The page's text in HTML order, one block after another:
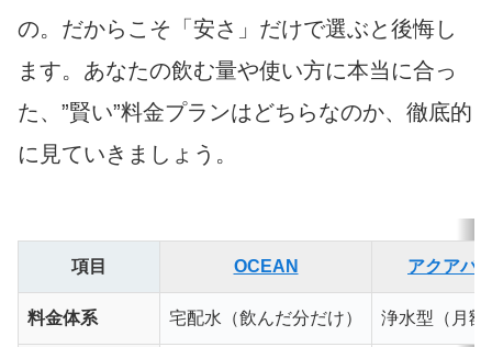
の。だからこそ「安さ」だけで選ぶと後悔し
ます。あなたの飲む量や使い方に本当に合っ
た、”賢い”料金プランはどちらなのか、徹底的
に見ていきましょう。
項目 OCEAN アクアバ
料金体系 宅配水（飲んだ分だけ） 浄水型（月額